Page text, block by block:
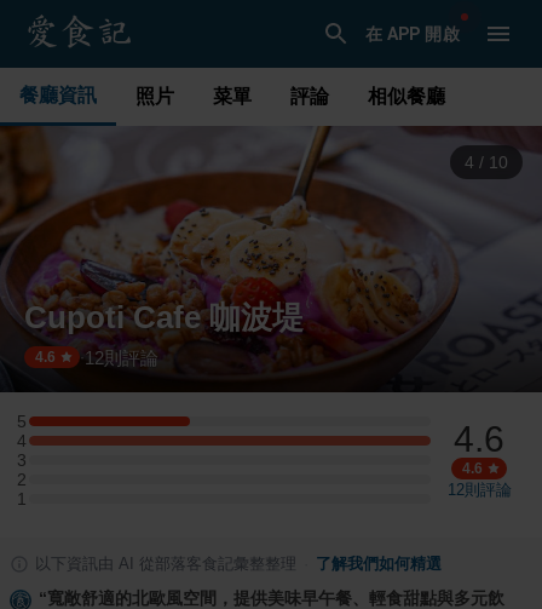
在 APP 開啟
餐廳資訊 照片 菜單 評論 相似餐廳
4 / 10
Cupoti Cafe 咖波堤
4.6 ·12則評論
5
5 星：2 則評論
4
4 星：5 則評論
3
3 星：0 則評論
2
2 星：0 則評論
1
1 星：0 則評論
4.6
4.6
12則評論
以下資訊由 AI 從部落客食記彙整整理 了解我們如何精選
“寬敞舒適的北歐風空間，提供美味早午餐、輕食甜點與多元飲